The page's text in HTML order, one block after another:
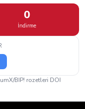
0
İndirme
BIP! rozetleri DOI